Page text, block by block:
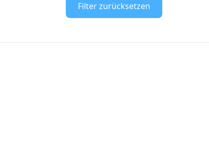
Filter zurücksetzen